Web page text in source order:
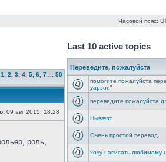
Часовой пояс:
1 2 3 4 5 6 7 50
09 авг 2015, 18:28
роль,
Last 10 active topics
Переведите, пожалуйста
помогите пожалуйста
уарзон"
переведите пожалуйста
Нывæзт
Очень простой перевод.
хочу написать любимому